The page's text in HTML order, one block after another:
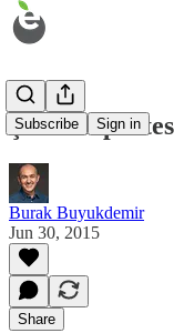
Subscribe Sign in
Şiddetli
Burak Buyukdemir
Jun 30, 2015
Share